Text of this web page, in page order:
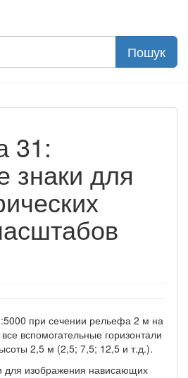
31:
знаки для
при сечении рельефа 2 м на
вспомогательные горизонтали
2,5 м (2,5; 7,5; 12,5 и т.д.).
для изображения нависающих